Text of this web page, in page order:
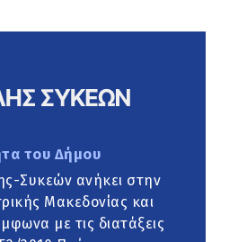
του Δήμου
Συκεών ανήκει στην
Μακεδονίας και
με τις διατάξεις